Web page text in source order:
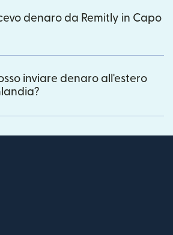
denaro da Remitly in Capo
inviare denaro all'estero